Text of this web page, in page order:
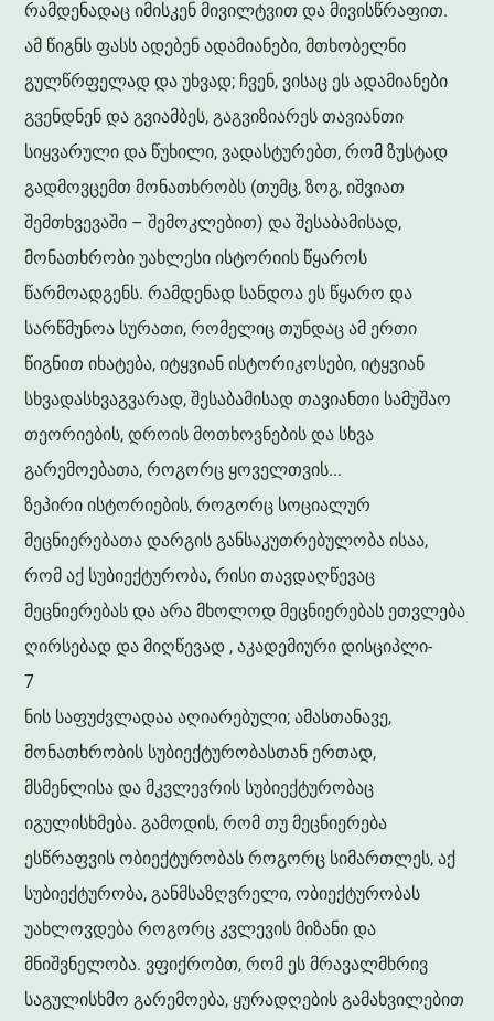
რამდენადაც იმისკენ მივილტვით და მივისწრაფით.
ამ წიგნს ფასს ადებენ ადამიანები, მთხობელნი
გულწრფელად და უხვად; ჩვენ, ვისაც ეს ადამიანები
გვენდნენ და გვიამბეს, გაგვიზიარეს თავიანთი
სიყვარული და წუხილი, ვადასტურებთ, რომ ზუსტად
გადმოვცემთ მონათხრობს (თუმც, ზოგ, იშვიათ
შემთხვევაში – შემოკლებით) და შესაბამისად,
მონათხრობი უახლესი ისტორიის წყაროს
წარმოადგენს. რამდენად სანდოა ეს წყარო და
სარწმუნოა სურათი, რომელიც თუნდაც ამ ერთი
წიგნით იხატება, იტყვიან ისტორიკოსები, იტყვიან
სხვადასხვაგვარად, შესაბამისად თავიანთი სამუშაო
თეორიების, დროის მოთხოვნების და სხვა
გარემოებათა, როგორც ყოველთვის...
ზეპირი ისტორიების, როგორც სოციალურ
მეცნიერებათა დარგის განსაკუთრებულობა ისაა,
რომ აქ სუბიექტურობა, რისი თავდაღწევაც
მეცნიერებას და არა მხოლოდ მეცნიერებას ეთვლება
ღირსებად და მიღწევად , აკადემიური დისციპლი-
7
ნის საფუძვლადაა აღიარებული; ამასთანავე,
მონათხრობის სუბიექტურობასთან ერთად,
მსმენლისა და მკვლევრის სუბიექტურობაც
იგულისხმება. გამოდის, რომ თუ მეცნიერება
ესწრაფვის ობიექტურობას როგორც სიმართლეს, აქ
სუბიექტურობა, განმსაზღვრელი, ობიექტურობას
უახლოვდება როგორც კვლევის მიზანი და
მნიშვნელობა. ვფიქრობთ, რომ ეს მრავალმხრივ
საგულისხმო გარემოება, ყურადღების გამახვილებით